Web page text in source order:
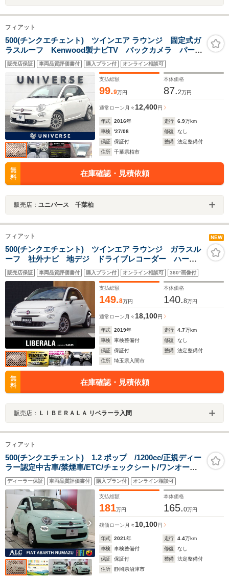
フィアット
500(チンクエチェント) ツインエア ラウンジ 固定式ガ
ラスルーフ Kenwood製ナビTV バックカメラ パーキ
ングセンサー 純正15インチ14本スポークAW ヘッドラ
ンプウォッシャー クロームマフラーカッター 5速デュ
アロジック ETC 禁煙車
販売店保証 車両品質評価書付 購入プラン付 オンライン相談可
支払総額
99.9万円
本体価格
87.2万円
通常ローン 月々 12,400円
年式 2016年 走行 6.9万km
車検
'27/08 修復
なし
保証
保証付 整備
法定整備付
住所
千葉県柏市
無
料
在庫確認・見積依頼
販売店： ユニバース 千葉柏
フィアット NEW
500(チンクエチェント) ツインエア ラウンジ ガラスル
ーフ 社外ナビ 地デジ ドライブレコーダー ハーフ
レザーシート 純正15インチアルミホイール HIDライ
ト フォグ キーレス ドライブレコーダー アイドリ
ングストップ ETC ステアリングスイッチ!!
販売店保証 車両品質評価書付 購入プラン付 オンライン相談可 360°画像付
支払総額
149.8万円
本体価格
140.8万円
通常ローン 月々 18,100円
年式 2019年 走行 4.7万km
車検
車検整備付 修復
なし
保証
保証付 整備
法定整備付
住所
埼玉県入間市
無
料
在庫確認・見積依頼
販売店： ＬＩＢＥＲＡＬＡ リベラーラ入間
フィアット
500(チンクエチェント) 1.2 ポップ /1200cc/正規ディー
ラー認定中古車/禁煙車/ETC/チェックシート/ワンオーナ
ー
ディーラー保証 車両品質評価書付 購入プラン付 オンライン相談可
支払総額
181万円
本体価格
165.0万円
残価ローン 月々10,100円
年式 2021年 走行 4.4万km
車検
車検整備付 修復
なし
保証
保証付 整備
法定整備付
住所
静岡県沼津市